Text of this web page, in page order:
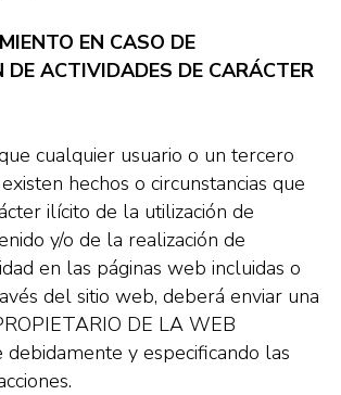
EN CASO DE
DE ACTIVIDADES DE CARÁCTER
cualquier usuario o un tercero
hechos o circunstancias que
ilícito de la utilización de
y/o de la realización de
en las páginas web incluidas o
del sitio web, deberá enviar una
DE LA WEB
debidamente y especificando las